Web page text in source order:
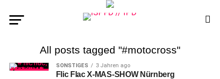
All posts tagged "#motocross"
SONSTIGES 3 Jahren ago
Flic Flac X-MAS-SHOW Nürnberg